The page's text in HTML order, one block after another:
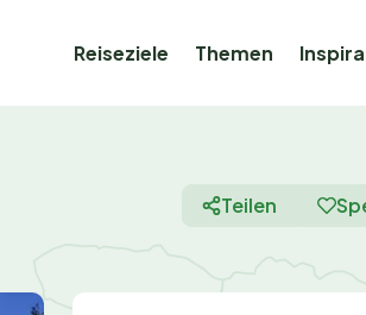
Reiseziele Themen
Teilen